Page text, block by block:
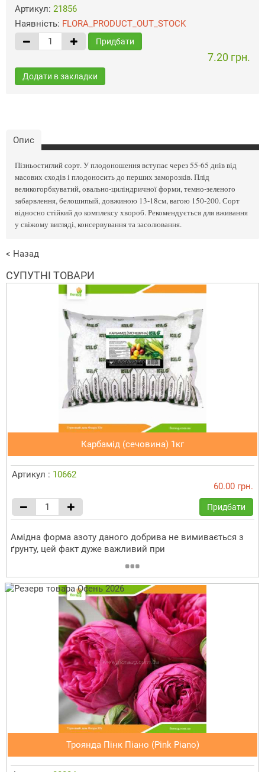
Артикул: 21856
Наявність: FLORA_PRODUCT_OUT_STOCK
Придбати
7.20 грн.
Додати в закладки
Опис
Пізньостиглий сорт. У плодоношення вступає через 55-65 днів від
масових сходів і плодоносить до перших заморозків. Плід
великогорбкуватий, овально-циліндричної форми, темно-зеленого
забарвлення, белошипый, довжиною 13-18см, вагою 150-200. Сорт
відносно стійкий до комплексу хвороб. Рекомендується для вживання
у свіжому вигляді, консервування та засолювання.
< Назад
СУПУТНІ ТОВАРИ
Карбамід (сечовина) 1кг
Артикул : 10662
60.00 грн.
Придбати
Амідна форма азоту даного добрива не вимивається з
ґрунту, цей факт дуже важливий при
Троянда Пінк Піано (Pink Piano)